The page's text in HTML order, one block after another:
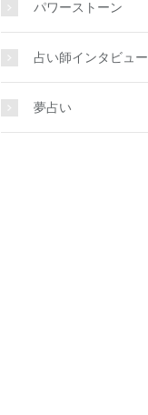
パワーストーン
占い師インタビュー
夢占い